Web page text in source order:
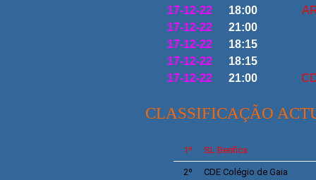
17-12-22
18:00
17-12-22
21:00
17-12-22
18:15
17-12-22
18:15
17-12-22
21:00
CLASSIFICAÇÃO
1º SL Benfica
2º CDE Colégio de Gaia